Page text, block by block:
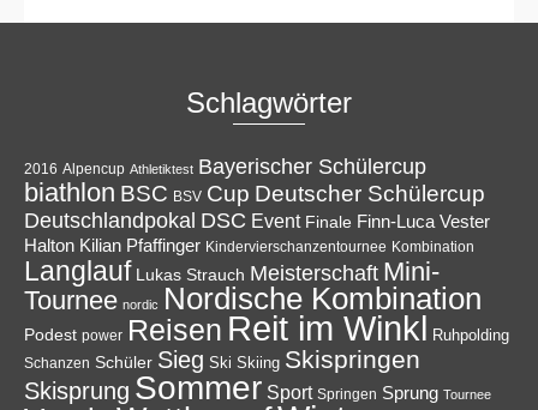
Schlagwörter
2016 Alpencup Athletiktest Bayerischer Schülercup
biathlon BSC BSV Cup Deutscher Schülercup
Deutschlandpokal DSC Event Finale Finn-Luca Vester
Halton Kilian Pfaffinger Kindervierschanzentournee Kombination
Langlauf Lukas Strauch Meisterschaft Mini-
Tournee nordic Nordische Kombination
Podest power Reisen Reit im Winkl Ruhpolding
Schanzen Schüler Sieg Ski Skiing Skispringen
Skisprung Sommer Sport Springen Sprung Tournee